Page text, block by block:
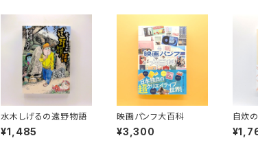
水木しげるの遠野物語
¥1,485
映画パンフ大百科
¥3,300
自炊